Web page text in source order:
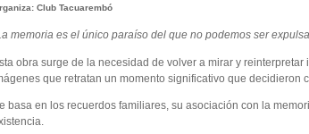
Club Tacuarembó
memoria es el único paraíso del que no podemos ser
obra surge de la necesidad de volver a mirar y
que retratan un momento significativo que decidieron
basa en los recuerdos familiares, su asociación con la